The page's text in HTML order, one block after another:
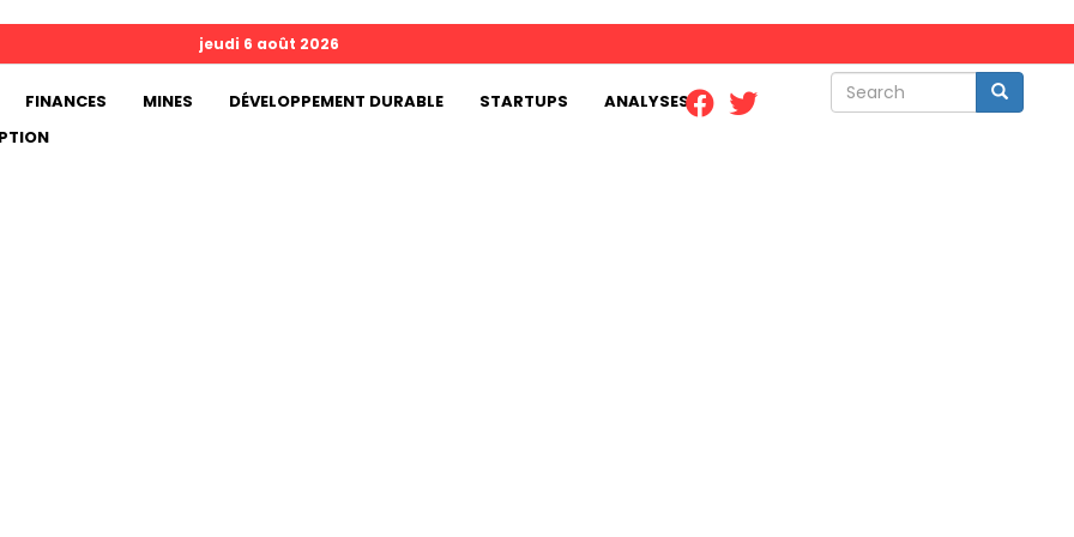
Search Search
jeudi 6 août 2026
FINANCES MINES DÉVELOPPEMENT DURABLE STARTUPS
ANALYSES